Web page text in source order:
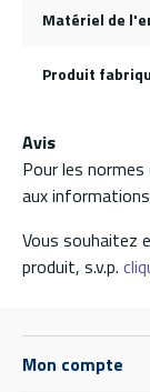
Matériel de
Produit
Avis
Pour les
aux
Vous souhaitez
produit, s.v.p.
Mon compte